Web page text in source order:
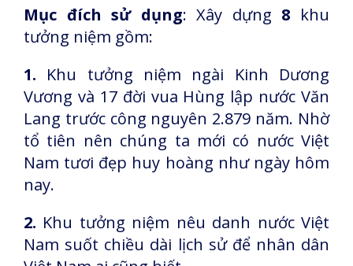
Mục đích sử dụng: Xây dựng 8 khu
tưởng niệm gồm:
1. Khu tưởng niệm ngài Kinh Dương
Vương và 17 đời vua Hùng lập nước Văn
Lang trước công nguyên 2.879 năm. Nhờ
tổ tiên nên chúng ta mới có nước Việt
Nam tươi đẹp huy hoàng như ngày hôm
nay.
2. Khu tưởng niệm nêu danh nước Việt
Nam suốt chiều dài lịch sử để nhân dân